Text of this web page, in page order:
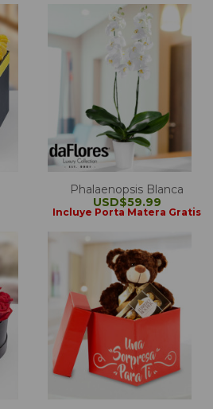
Phalaenopsis Blanca
USD$59.99
Incluye Porta Matera Gratis